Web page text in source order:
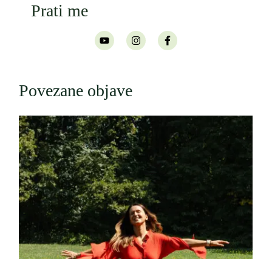
Prati me
Povezane objave